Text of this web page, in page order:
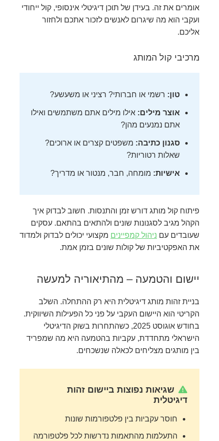
אומרים את זה. בעידן של תוכן דיגיטלי אינסופי, קול ייחודי
ועקבי הוא מה שיגרום לאנשים לזכור אתכם ולחזור
אליכם.
מרכיבי קול המותג
טון: רשמי או חברותי? רציני או משעשע?
אוצר מילים: אילו מילים אתם משתמשים ואילו
אתם נמנעים מהן?
סגנון כתיבה: משפטים קצרים או ארוכים?
שאלות רטוריות?
אישיות: מומחה, חבר, מנטור או מדריך?
פיתוח קול מותג דורש זמן והתנסות. חשוב לבדוק איך
הקהל מגיב לסגנונות שונים ולהתאים בהתאם. עסקים
שעובדים עם ניהול קמפיינים מקצועי יכולים לבדוק ולמדוד
את האפקטיביות של קולות שונים בזמן אמת.
יישום והטמעה – מהתיאוריה למעשה
בניית זהות מותג דיגיטלית היא רק ההתחלה. השלב
הקריטי הוא היישום העקבי על פני כל הפעילות השיווקית.
בחודש אוגוסט 2025, כשהתחרות בשוק הדיגיטלי
הישראלי מתחדדת, עקביות בהטמעה היא מה שמפריד
בין מותגים מצליחים לכאלה שנשכחים.
שגיאות נפוצות ביישום זהות
דיגיטלית
חוסר עקביות בין פלטפורמות שונות
התעלמות מהתאמות נדרשות לכל פלטפורמה